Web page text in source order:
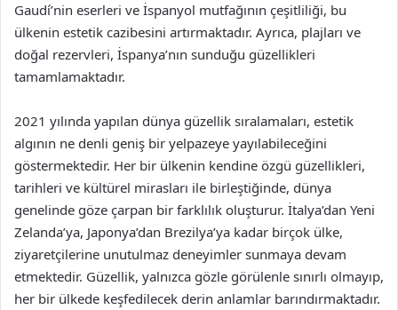
Gaudí’nin eserleri ve İspanyol mutfağının çeşitliliği, bu
ülkenin estetik cazibesini artırmaktadır. Ayrıca, plajları ve
doğal rezervleri, İspanya’nın sunduğu güzellikleri
tamamlamaktadır.
2021 yılında yapılan dünya güzellik sıralamaları, estetik
algının ne denli geniş bir yelpazeye yayılabileceğini
göstermektedir. Her bir ülkenin kendine özgü güzellikleri,
tarihleri ve kültürel mirasları ile birleştiğinde, dünya
genelinde göze çarpan bir farklılık oluşturur. İtalya’dan Yeni
Zelanda’ya, Japonya’dan Brezilya’ya kadar birçok ülke,
ziyaretçilerine unutulmaz deneyimler sunmaya devam
etmektedir. Güzellik, yalnızca gözle görülenle sınırlı olmayıp,
her bir ülkede keşfedilecek derin anlamlar barındırmaktadır.